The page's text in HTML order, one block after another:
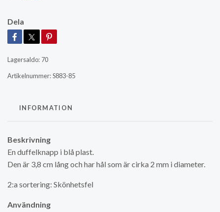
Dela
Lagersaldo: 70
Artikelnummer:S883-85
INFORMATION
Beskrivning
En duffelknapp i blå plast.
Den är 3,8 cm lång och har hål som är cirka 2 mm i diameter.
2:a sortering: Skönhetsfel
Användning